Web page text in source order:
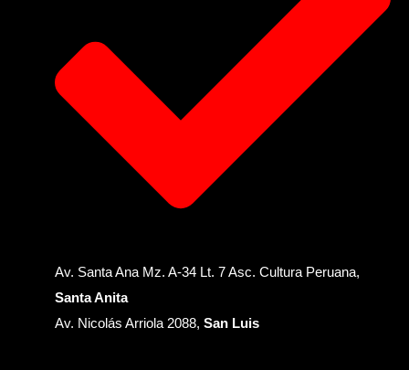
Av. Santa Ana Mz. A-34 Lt. 7 Asc. Cultura Peruana,
Santa Anita
Av. Nicolás Arriola 2088, San Luis